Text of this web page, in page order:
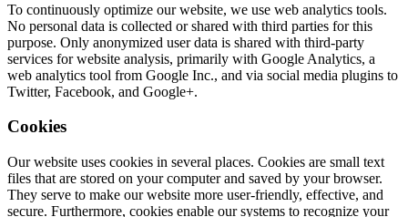
To continuously optimize our website, we use web analytics tools.
No personal data is collected or shared with third parties for this
purpose. Only anonymized user data is shared with third-party
services for website analysis, primarily with Google Analytics, a
web analytics tool from Google Inc., and via social media plugins to
Twitter, Facebook, and Google+.
Cookies
Our website uses cookies in several places. Cookies are small text
files that are stored on your computer and saved by your browser.
They serve to make our website more user-friendly, effective, and
secure. Furthermore, cookies enable our systems to recognize your